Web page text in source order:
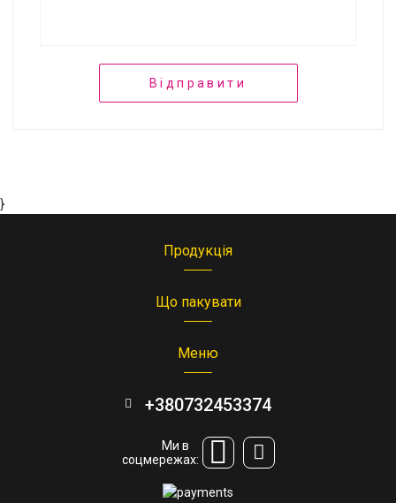
Відправити
}
Продукція
Що пакувати
Меню
+380732453374
Ми в
соцмережах: